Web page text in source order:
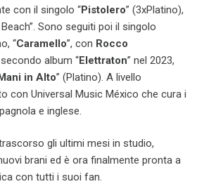
con il singolo “Pistolero” (3xPlatino),
Sono seguiti poi il singolo
“Caramello”, con Rocco
album “Elettraton” nel 2023,
in Alto” (Platino). A livello
con Universal Music México che cura i
e inglese.
gli ultimi mesi in studio,
brani ed è ora finalmente pronta a
con tutti i suoi fan.